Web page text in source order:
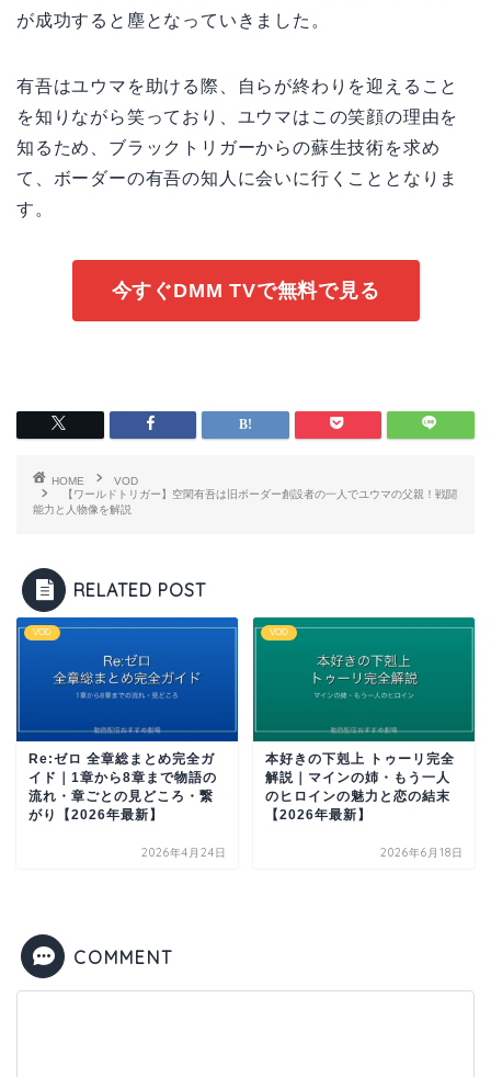
が成功すると塵となっていきました。
有吾はユウマを助ける際、自らが終わりを迎えること
を知りながら笑っており、ユウマはこの笑顔の理由を
知るため、ブラックトリガーからの蘇生技術を求め
て、ボーダーの有吾の知人に会いに行くこととなりま
す。
今すぐDMM TVで無料で見る
HOME
VOD
【ワールドトリガー】空閑有吾は旧ボーダー創設者の一人でユウマの父親！戦闘
能力と人物像を解説
RELATED POST
VOD
Re:ゼロ 全章総まとめ完全ガ
イド｜1章から8章まで物語の
流れ・章ごとの見どころ・繋
がり【2026年最新】
2026年4月24日
VOD
本好きの下剋上 トゥーリ完全
解説｜マインの姉・もう一人
のヒロインの魅力と恋の結末
【2026年最新】
2026年6月18日
COMMENT